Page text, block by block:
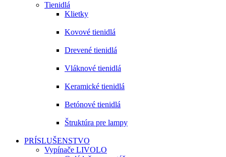
Tienidlá
Klietky
Kovové tienidlá
Drevené tienidlá
Vláknové tienidlá
Keramické tienidlá
Betónové tienidlá
Štruktúra pre lampy
PRÍSLUŠENSTVO
Vypínače LIVOLO